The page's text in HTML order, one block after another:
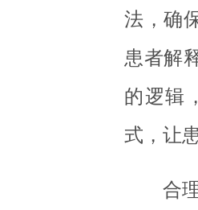
法，确
患者解
的逻辑
式，让
合